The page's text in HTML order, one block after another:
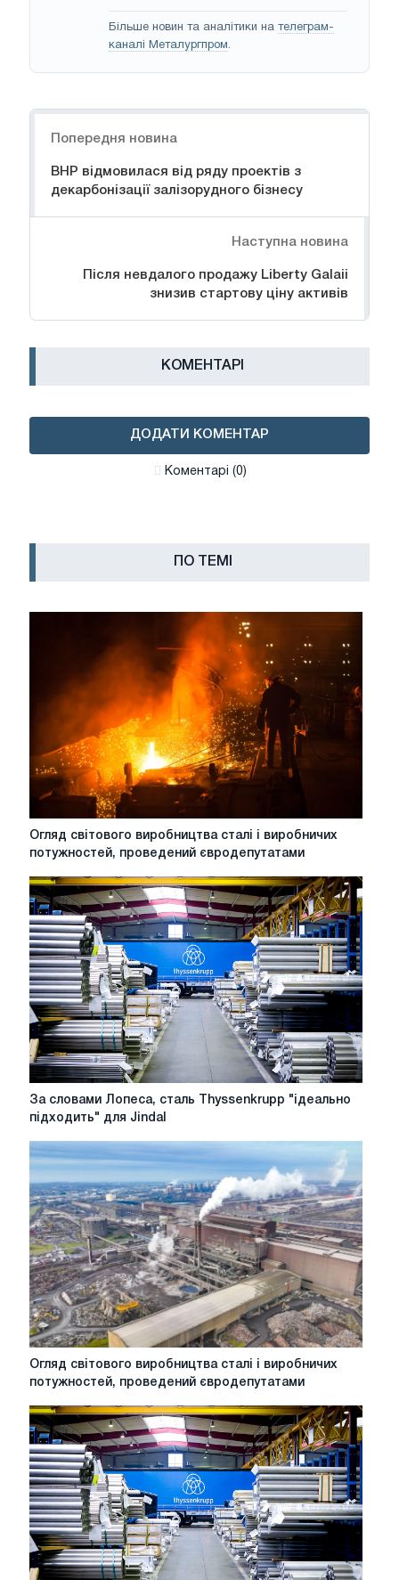
Більше новин та аналітики на телеграм-
каналі Металургпром.
Попередня новина
BHP відмовилася від ряду проектів з
декарбонізації залізорудного бізнесу
Наступна новина
Після невдалого продажу Liberty Galaii
знизив стартову ціну активів
КОМЕНТАРІ
ДОДАТИ КОМЕНТАР
Коментарі (0)
ПО ТЕМІ
Огляд
сталі
і
виробничих
потужностей,
проведений
євродепутатами
Огляд світового виробництва сталі і виробничих
потужностей, проведений євродепутатами
За
словами
сталь
Thyssenkrupp
"ідеально
підходить"
для
Jindal
За словами Лопеса, сталь Thyssenkrupp "ідеально
підходить" для Jindal
Огляд
сталі
і
виробничих
потужностей,
проведений
євродепутатами
Огляд світового виробництва сталі і виробничих
потужностей, проведений євродепутатами